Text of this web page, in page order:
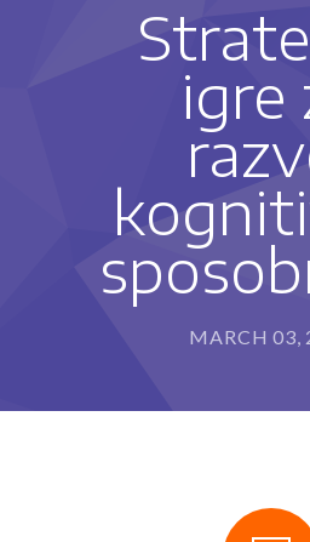
-- Priprema
-- Kreativno-edukativne
-- Pomoć pri izradi
-- Programi edukativne
---- Program za razvoj
rukopisa (IET-P®)
---- Program usvajanja
(IET-M®)
-- Stimulacija razvoja
igre
MARCH 03,